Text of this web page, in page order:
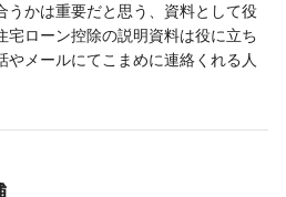
うかは重要だと思う、資料として役
宅ローン控除の説明資料は役に立ち
やメールにてこまめに連絡くれる人